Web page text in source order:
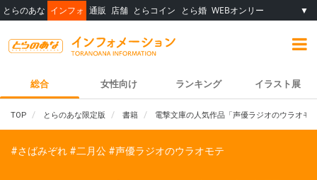
とらのあな インフォ 通販 店舗 とらコイン とら婚 WEBオンリー ▼
総合 女性向け ランキング イラスト展
TOP とらのあな限定版 書籍 電撃文庫の人気作品「声優ラジオのウラオモ
#さばみぞれ #二月公 #声優ラジオのウラオモテ